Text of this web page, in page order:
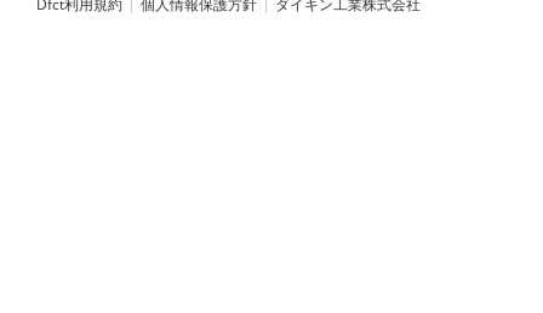
Dfct利用規約 個人情報保護方針 ダイキン工業株式会社